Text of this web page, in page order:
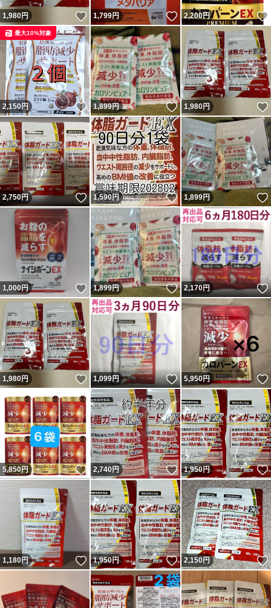
1,980円 いいね！
1,799円 いいね！
2,200円
2,150円 いいね！
最大10%対象
1,899円 いいね！
1,980円
2,750円 いいね！
1,590円 いいね！
1,899円
1,000円 いいね！
1,899円 いいね！
2,170円
1,980円 いいね！
1,099円 いいね！
5,950円
5,850円 いいね！
2,740円 いいね！
1,950円
1,180円 いいね！
1,950円 いいね！
2,150円